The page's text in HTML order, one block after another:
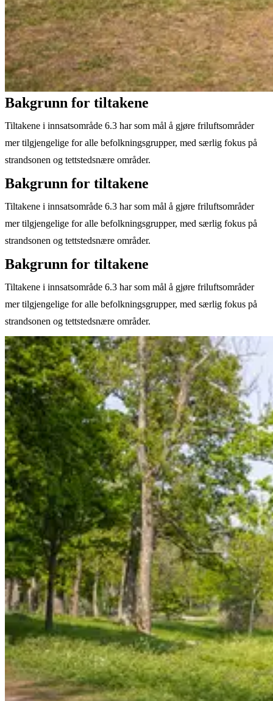
Bakgrunn for tiltakene
Tiltakene i innsatsområde 6.3 har som mål å gjøre friluftsområder
mer tilgjengelige for alle befolkningsgrupper, med særlig fokus på
strandsonen og tettstedsnære områder.
Bakgrunn for tiltakene
Tiltakene i innsatsområde 6.3 har som mål å gjøre friluftsområder
mer tilgjengelige for alle befolkningsgrupper, med særlig fokus på
strandsonen og tettstedsnære områder.
Bakgrunn for tiltakene
Tiltakene i innsatsområde 6.3 har som mål å gjøre friluftsområder
mer tilgjengelige for alle befolkningsgrupper, med særlig fokus på
strandsonen og tettstedsnære områder.